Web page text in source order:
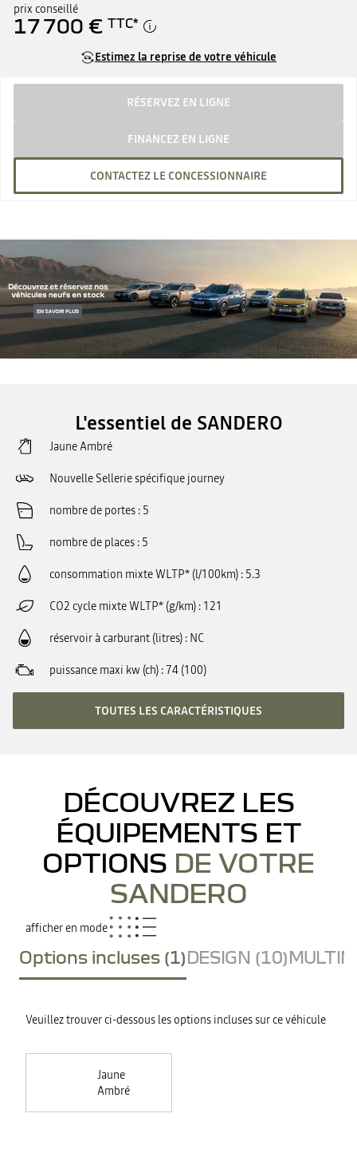
prix conseillé
17 700 € TTC*
Estimez la reprise de votre véhicule
RÉSERVEZ EN LIGNE
FINANCEZ EN LIGNE
CONTACTEZ LE CONCESSIONNAIRE
L'essentiel de SANDERO
Jaune Ambré
Nouvelle Sellerie spécifique journey
nombre de portes 5
nombre de places 5
consommation mixte WLTP* (l/100km) 5.3
CO2 cycle mixte WLTP* (g/km) 121
réservoir à carburant (litres) NC
puissance maxi kw (ch) 74 (100)
TOUTES LES CARACTÉRISTIQUES
DÉCOUVREZ LES
ÉQUIPEMENTS ET
OPTIONS DE VOTRE
SANDERO
afficher en mode
Options incluses (1)DESIGN (10)
Veuillez trouver ci-dessous les options incluses sur ce véhicule
Jaune
Ambré